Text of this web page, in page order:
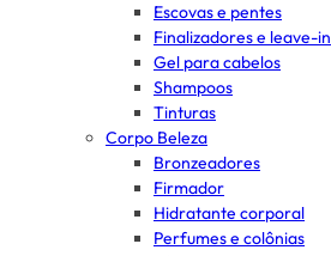
Escovas e pentes
Finalizadores e leave-in
Gel para cabelos
Shampoos
Tinturas
Corpo Beleza
Bronzeadores
Firmador
Hidratante corporal
Perfumes e colônias